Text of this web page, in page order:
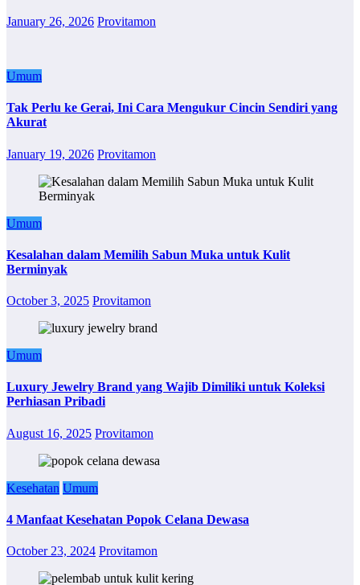
January 26, 2026 Provitamon
Umum
Tak Perlu ke Gerai, Ini Cara Mengukur Cincin Sendiri yang
Akurat
January 19, 2026 Provitamon
Umum
Kesalahan dalam Memilih Sabun Muka untuk Kulit
Berminyak
October 3, 2025 Provitamon
Umum
Luxury Jewelry Brand yang Wajib Dimiliki untuk Koleksi
Perhiasan Pribadi
August 16, 2025 Provitamon
Kesehatan Umum
4 Manfaat Kesehatan Popok Celana Dewasa
October 23, 2024 Provitamon